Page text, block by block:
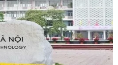
lại trường
#COVID-19
Nội
TP. Hà Nội